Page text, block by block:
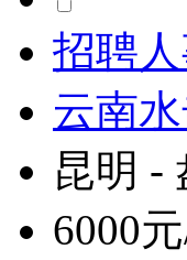
招聘
云南
昆明 -
6000